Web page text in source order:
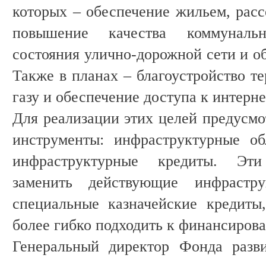
которых – обеспечение жильем,
повышение качества
состояния улично-дорожной сети и
Также в планах – благоустройство
газу и обеспечение доступа к
Для реализации этих целей
инструменты: инфраструктурные
инфраструктурные кредиты.
заменить действующие
специальные казначейские
более гибко подходить к
Генеральный директор Фонда